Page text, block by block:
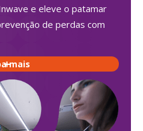
e eleve o patamar
de perdas com
mais